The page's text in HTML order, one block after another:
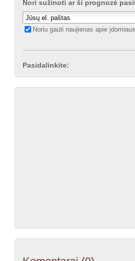
Nori sužinoti ar ši prognozė
Noriu gauti naujienas apie
Pasidalinkite: